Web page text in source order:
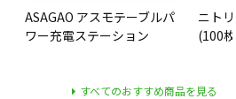
ASAGAO アスモテーブルパ
ワー充電ステーション
ニト
(100
すべてのおすすめ商品を見る